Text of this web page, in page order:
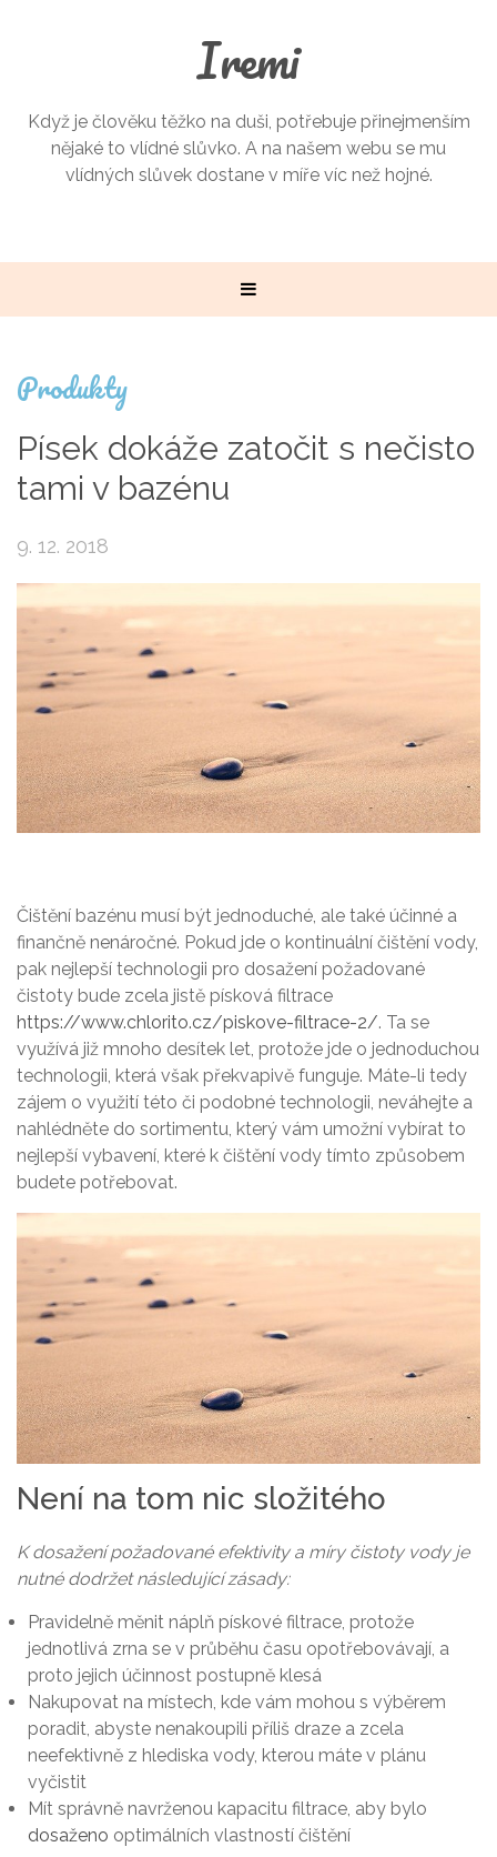
Iremi
Když je člověku těžko na duši, potřebuje přinejmenším
nějaké to vlídné slůvko. A na našem webu se mu
vlídných slůvek dostane v míře víc než hojné.
Produkty
Písek dokáže zatočit s nečisto
tami v bazénu
9. 12. 2018
Čištění bazénu musí být jednoduché, ale také účinné a
finančně nenáročné. Pokud jde o kontinuální čištění vody,
pak nejlepší technologii pro dosažení požadované
čistoty bude zcela jistě písková filtrace
https://www.chlorito.cz/piskove-filtrace-2/. Ta se
využívá již mnoho desítek let, protože jde o jednoduchou
technologii, která však překvapivě funguje. Máte-li tedy
zájem o využití této či podobné technologii, neváhejte a
nahlédněte do sortimentu, který vám umožní vybírat to
nejlepší vybavení, které k čištění vody tímto způsobem
budete potřebovat.
Není na tom nic složitého
K dosažení požadované efektivity a míry čistoty vody je
nutné dodržet následující zásady:
Pravidelně měnit náplň pískové filtrace, protože
jednotlivá zrna se v průběhu času opotřebovávají, a
proto jejich účinnost postupně klesá
Nakupovat na místech, kde vám mohou s výběrem
poradit, abyste nenakoupili příliš draze a zcela
neefektivně z hlediska vody, kterou máte v plánu
vyčistit
Mít správně navrženou kapacitu filtrace, aby bylo
dosaženo optimálních vlastností čištění